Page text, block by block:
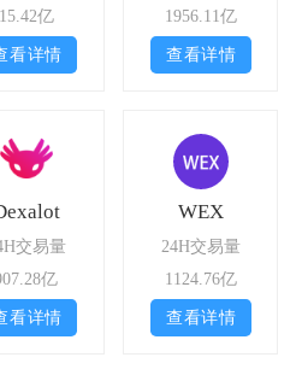
15.42亿
看详情
1956.11亿
查看详情
交易量
亿
看详情
WEX
24H交易量
1124.76亿
查看详情